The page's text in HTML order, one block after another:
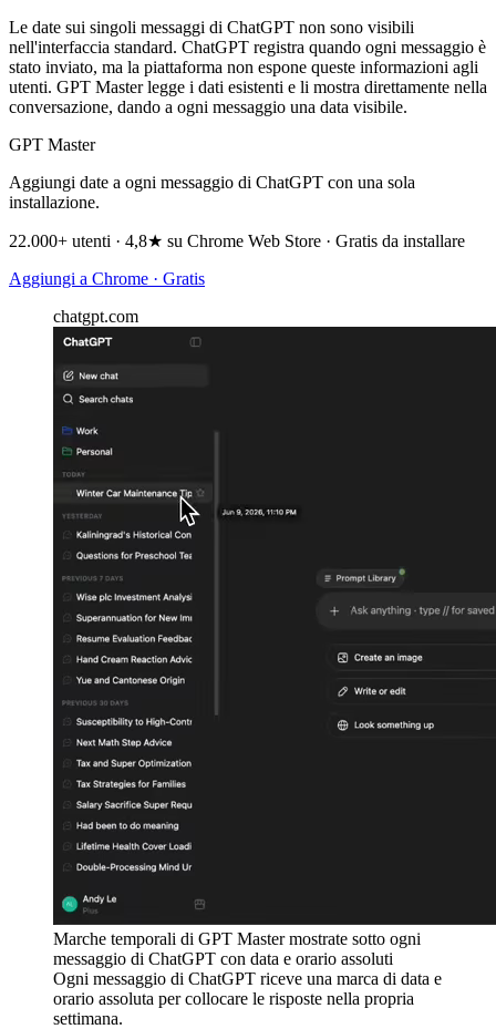
Le date sui singoli messaggi di ChatGPT non sono visibili
nell'interfaccia standard. ChatGPT registra quando ogni messaggio è
stato inviato, ma la piattaforma non espone queste informazioni agli
utenti. GPT Master legge i dati esistenti e li mostra direttamente nella
conversazione, dando a ogni messaggio una data visibile.
GPT Master
Aggiungi date a ogni messaggio di ChatGPT con una sola
installazione.
22.000+ utenti · 4,8★ su Chrome Web Store · Gratis da installare
Aggiungi a Chrome · Gratis
chatgpt.com
Marche temporali di GPT Master mostrate sotto ogni
messaggio di ChatGPT con data e orario assoluti
Ogni messaggio di ChatGPT riceve una marca di data e
orario assoluta per collocare le risposte nella propria
settimana.